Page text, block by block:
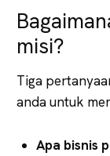
misi?
Tiga
anda untuk
Apa bisnis